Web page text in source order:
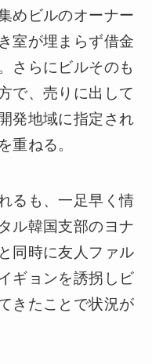
めビルのオーナー
室が埋まらず借金
さらにビルそのも
で、売りに出して
発地域に指定され
重ねる。
るも、一足早く情
ル韓国支部のヨナ
同時に友人ファル
ギョンを誘拐しビ
きたことで状況が